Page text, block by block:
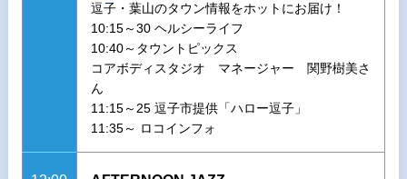
逗子・葉山のタウン情報をホットにお届け！
10:15～30 ヘルシーライフ
10:40～タウントピックス
コアボディスタジオ マネージャー 関野樹美さ
ん
11:15～25 逗子市提供「ハロー逗子」
11:35～ ロコインフォ